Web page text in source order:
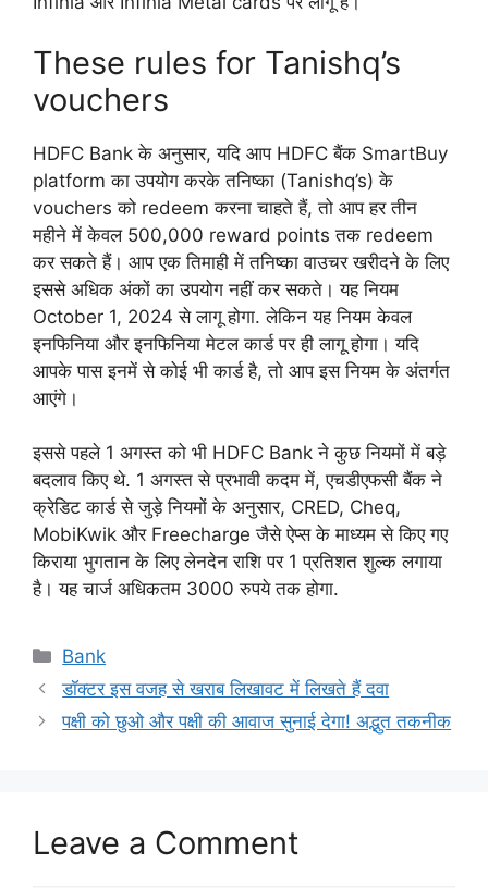
These rules for Tanishq’s
vouchers
HDFC Bank के अनुसार, यदि आप HDFC बैंक SmartBuy
platform का उपयोग करके तनिष्का (Tanishq’s) के
vouchers को redeem करना चाहते हैं, तो आप हर तीन
महीने में केवल 500,000 reward points तक redeem
कर सकते हैं। आप एक तिमाही में तनिष्का वाउचर खरीदने के लिए
इससे अधिक अंकों का उपयोग नहीं कर सकते। यह नियम
October 1, 2024 से लागू होगा. लेकिन यह नियम केवल
इनफिनिया और इनफिनिया मेटल कार्ड पर ही लागू होगा। यदि
आपके पास इनमें से कोई भी कार्ड है, तो आप इस नियम के अंतर्गत
आएंगे।
इससे पहले 1 अगस्त को भी HDFC Bank ने कुछ नियमों में बड़े
बदलाव किए थे. 1 अगस्त से प्रभावी कदम में, एचडीएफसी बैंक ने
क्रेडिट कार्ड से जुड़े नियमों के अनुसार, CRED, Cheq,
MobiKwik और Freecharge जैसे ऐप्स के माध्यम से किए गए
किराया भुगतान के लिए लेनदेन राशि पर 1 प्रतिशत शुल्क लगाया
है। यह चार्ज अधिकतम 3000 रुपये तक होगा.
Categories
Bank
डॉक्टर इस वजह से खराब लिखावट में लिखते हैं दवा
पक्षी को छुओ और पक्षी की आवाज सुनाई देगा! अद्भुत तकनीक
Leave a Comment